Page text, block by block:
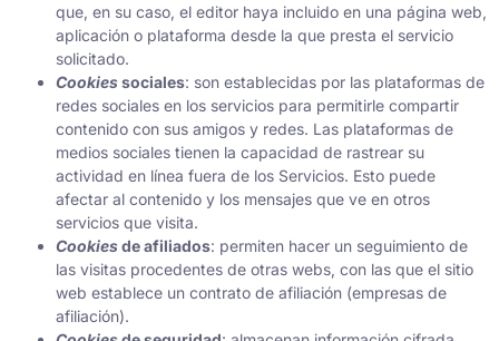
que, en su caso, el editor haya incluido en una página web,
aplicación o plataforma desde la que presta el servicio
solicitado.
Cookies sociales: son establecidas por las plataformas de
redes sociales en los servicios para permitirle compartir
contenido con sus amigos y redes. Las plataformas de
medios sociales tienen la capacidad de rastrear su
actividad en línea fuera de los Servicios. Esto puede
afectar al contenido y los mensajes que ve en otros
servicios que visita.
Cookies de afiliados: permiten hacer un seguimiento de
las visitas procedentes de otras webs, con las que el sitio
web establece un contrato de afiliación (empresas de
afiliación).